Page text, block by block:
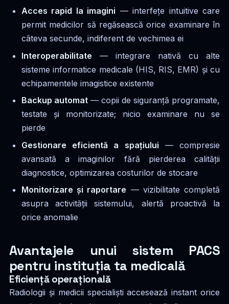
Acces rapid la imagini — interfețe intuitive care
permit medicilor să regăsească orice examinare în
câteva secunde, indiferent de vechimea ei
Interoperabilitate — integrare nativă cu alte
sisteme informatice medicale (HIS, RIS, EMR) și cu
echipamentele imagistice existente
Backup automat— copii de siguranță programate,
testate și monitorizate; nicio examinare nu se
pierde
Gestionare eficientă a spațiului — compresie
avansată a imaginilor fără pierderea calității
diagnostice, optimizarea costurilor de stocare
Monitorizare și raportare — vizibilitate completă
asupra activității sistemului, alertă proactivă la
orice anomalie
Avantajele unui sistem PACS
pentru instituția ta medicală
Eficiență operațională
Radiologii și medicii specialiști accesează instant orice